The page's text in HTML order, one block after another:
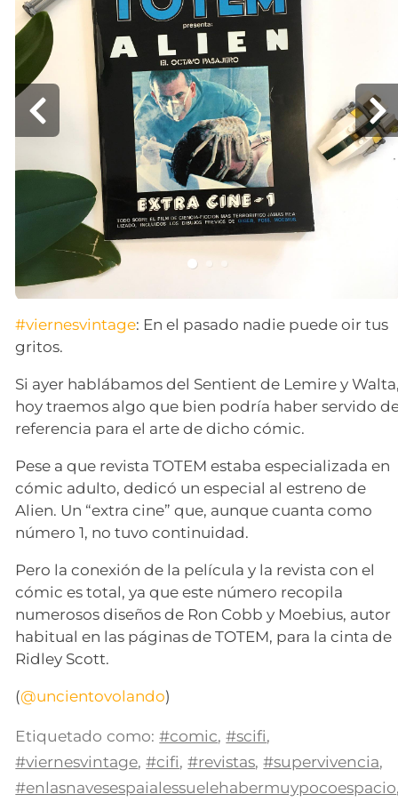
#viernesvintage: En el pasado nadie puede oir tus
gritos.
Si ayer hablábamos del Sentient de Lemire y
hoy traemos algo que bien podría haber servido
referencia para el arte de dicho cómic.
Pese a que revista TOTEM estaba especializada en
cómic adulto, dedicó un especial al estreno de
Alien. Un “extra cine” que, aunque cuanta como
número 1, no tuvo continuidad.
Pero la conexión de la película y la revista con el
cómic es total, ya que este número recopila
numerosos diseños de Ron Cobb y Moebius, autor
habitual en las páginas de TOTEM, para la cinta de
Ridley Scott.
(@uncientovolando)
Etiquetado como: #comic,#scifi,
#viernesvintage,#cifi,#revistas,#supervivencia,
#enlasnavesespaialessuelehabermuypocoespacio